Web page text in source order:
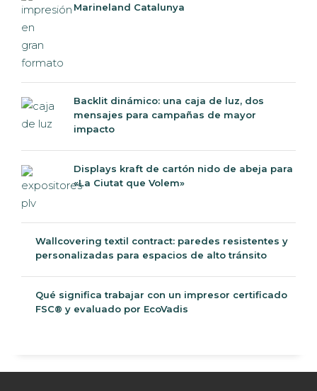
Marineland Catalunya
Backlit dinámico: una caja de luz, dos
mensajes para campañas de mayor
impacto
Displays kraft de cartón nido de abeja para
«La Ciutat que Volem»
Wallcovering textil contract: paredes resistentes y
personalizadas para espacios de alto tránsito
Qué significa trabajar con un impresor certificado
FSC® y evaluado por EcoVadis